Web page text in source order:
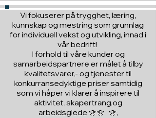
Vi fokuserer på trygghet, læring,
kunnskap og mestring som grunnlag
for individuell vekst og utvikling, innad i
vår bedrift!
I forhold til våre kunder og
samarbeidspartnere er målet å tilby
kvalitetsvarer,- og tjenester til
konkurransedyktige priser samtidig
som vi håper vi klarer å inspirere til
aktivitet, skapertrang,og
arbeidsglede 🌞🌞 🌞,